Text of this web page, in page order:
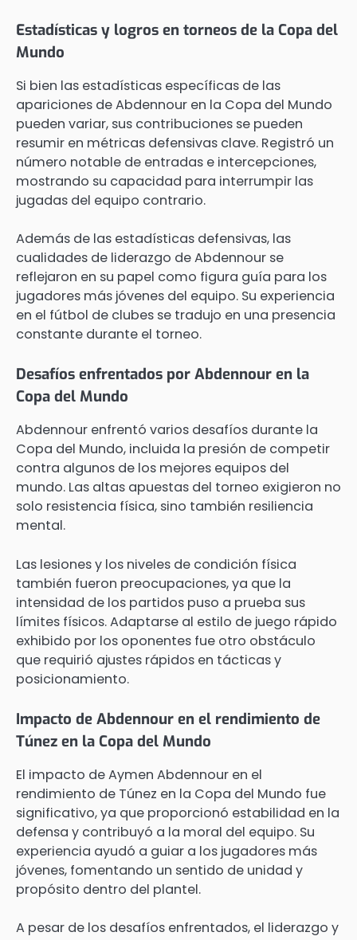
Estadísticas y logros en torneos de la Copa del
Mundo
Si bien las estadísticas específicas de las
apariciones de Abdennour en la Copa del Mundo
pueden variar, sus contribuciones se pueden
resumir en métricas defensivas clave. Registró un
número notable de entradas e intercepciones,
mostrando su capacidad para interrumpir las
jugadas del equipo contrario.
Además de las estadísticas defensivas, las
cualidades de liderazgo de Abdennour se
reflejaron en su papel como figura guía para los
jugadores más jóvenes del equipo. Su experiencia
en el fútbol de clubes se tradujo en una presencia
constante durante el torneo.
Desafíos enfrentados por Abdennour en la
Copa del Mundo
Abdennour enfrentó varios desafíos durante la
Copa del Mundo, incluida la presión de competir
contra algunos de los mejores equipos del
mundo. Las altas apuestas del torneo exigieron no
solo resistencia física, sino también resiliencia
mental.
Las lesiones y los niveles de condición física
también fueron preocupaciones, ya que la
intensidad de los partidos puso a prueba sus
límites físicos. Adaptarse al estilo de juego rápido
exhibido por los oponentes fue otro obstáculo
que requirió ajustes rápidos en tácticas y
posicionamiento.
Impacto de Abdennour en el rendimiento de
Túnez en la Copa del Mundo
El impacto de Aymen Abdennour en el
rendimiento de Túnez en la Copa del Mundo fue
significativo, ya que proporcionó estabilidad en la
defensa y contribuyó a la moral del equipo. Su
experiencia ayudó a guiar a los jugadores más
jóvenes, fomentando un sentido de unidad y
propósito dentro del plantel.
A pesar de los desafíos enfrentados, el liderazgo y